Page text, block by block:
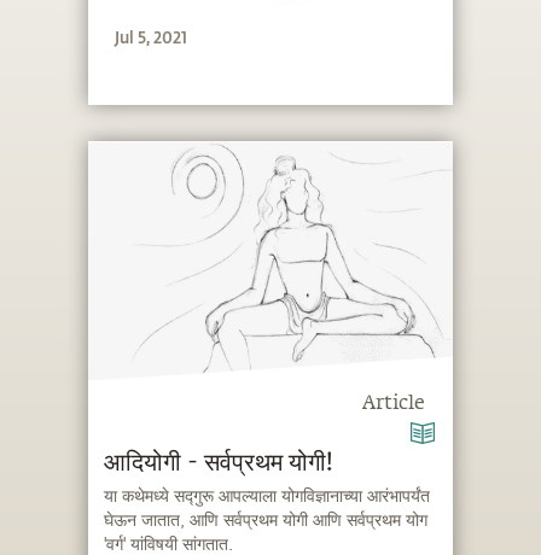
Jul 5, 2021
Article
आदियोगी - सर्वप्रथम योगी!
या कथेमध्ये सद्गुरू आपल्याला योगविज्ञानाच्या आरंभापर्यंत
घेऊन जातात, आणि सर्वप्रथम योगी आणि सर्वप्रथम योग
'वर्ग' यांविषयी सांगतात.